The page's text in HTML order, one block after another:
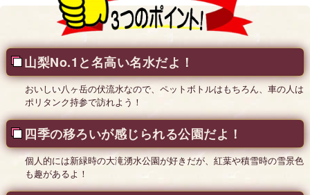
山梨No.1と名高い名水だよ！
おいしい八ヶ岳の伏流水なので、ペットボトルはもちろん、車の人は
ポリタンク持参で訪れよう！
四季の移ろいが感じられる公園だよ！
個人的には新緑時の大滝湧水公園が好きだが、紅葉や積雪時の雪景色
も趣があるよ！